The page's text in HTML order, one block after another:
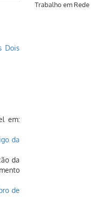
Dois
em:
da
da
de
Trabalho em Rede